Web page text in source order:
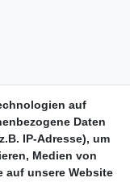
auf
Daten
IP-Adresse), um
Medien von
auf unsere Website